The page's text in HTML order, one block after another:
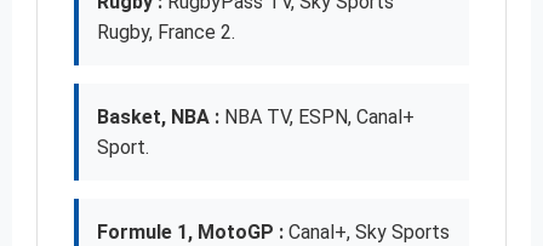
Rugby, France 2.
Basket, NBA : NBA TV, ESPN, Canal+
Sport.
Formule 1, MotoGP : Canal+, Sky Sports